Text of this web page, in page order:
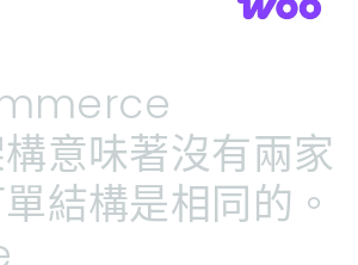
意味著沒有兩家
結構是相同的。